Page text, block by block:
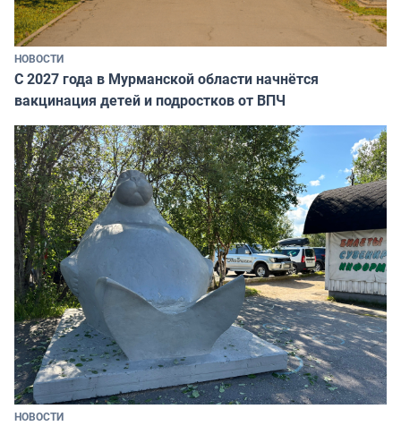
НОВОСТИ
С 2027 года в Мурманской области начнётся
вакцинация детей и подростков от ВПЧ
НОВОСТИ